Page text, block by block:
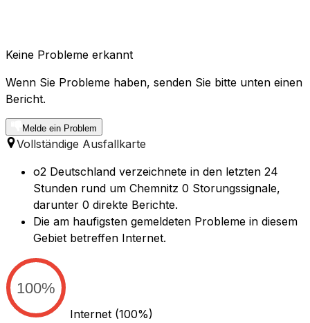
Keine Probleme erkannt
Wenn Sie Probleme haben, senden Sie bitte unten einen
Bericht.
Melde ein Problem
Vollständige Ausfallkarte
o2 Deutschland verzeichnete in den letzten 24
Stunden rund um Chemnitz 0 Storungssignale,
darunter 0 direkte Berichte.
Die am haufigsten gemeldeten Probleme in diesem
Gebiet betreffen Internet.
100%
Internet (100%)